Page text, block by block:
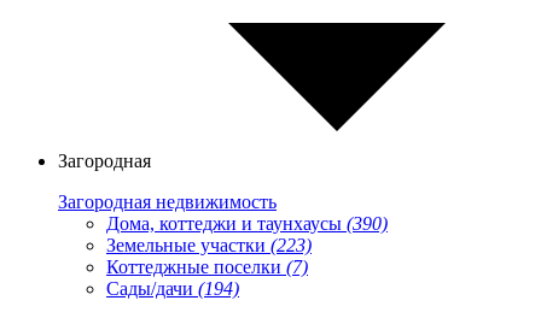
Загородная
Загородная недвижимость
Дома, коттеджи и таунхаусы (390)
Земельные участки (223)
Коттеджные поселки (7)
Сады/дачи (194)